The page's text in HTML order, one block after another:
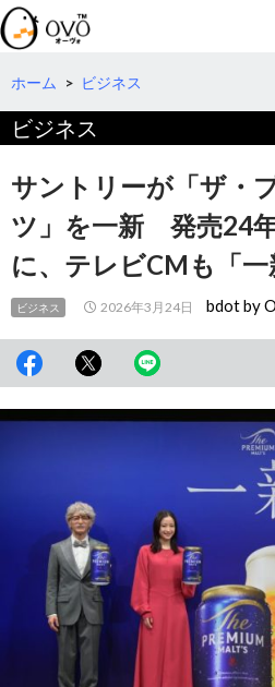
検
索
コ
テ
へ
ホーム > ビジネス
ビジネス
サントリーが「ザ・
ツ」を一新 発売24
に、テレビCMも「一
ビジネス 2026年3月24日 bdot by